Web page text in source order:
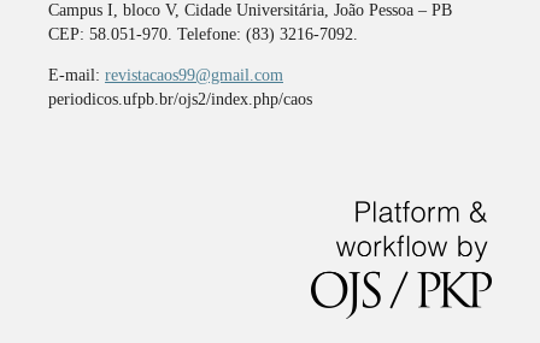
Campus I, bloco V, Cidade Universitária, João Pessoa – PB
CEP: 58.051-970. Telefone: (83) 3216-7092.
E-mail: revistacaos99@gmail.com
periodicos.ufpb.br/ojs2/index.php/caos